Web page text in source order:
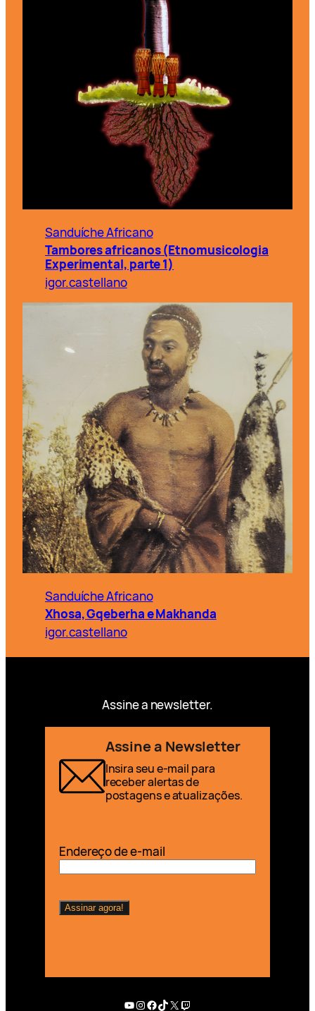
Sanduíche Africano
Tambores africanos (Etnomusicologia
Experimental, parte 1)
igor.castellano
Sanduíche Africano
Xhosa, Gqeberha e Makhanda
igor.castellano
Assine a newsletter.
Assine a Newsletter
Insira seu e-mail para
receber alertas de
postagens e atualizações.
Endereço de e-mail
Youtube
Instagram
Facebook
TikTok
X Twitch